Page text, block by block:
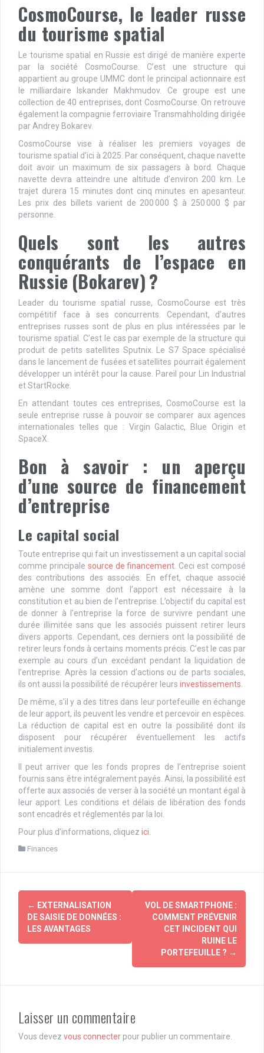
CosmoCourse, le leader russe
du tourisme spatial
Le tourisme spatial en Russie est dirigé de manière experte
par la société CosmoCourse. C’est une structure qui
appartient au groupe UMMC dont le principal actionnaire est
le milliardaire Iskander Makhmudov. Ce groupe est une
collection de 40 entreprises, dont CosmoCourse. On retrouve
également la compagnie ferroviaire Transmahholding dirigée
par Andrey Bokarev.
CosmoCourse vise à réaliser les premiers voyages de
tourisme spatial d’ici à 2025. Par conséquent, chaque navette
doit avoir un maximum de six passagers à bord. Chaque
navette devra atteindre une altitude d’environ 200 km. Le
trajet durera 15 minutes dont cinq minutes en apesanteur.
Les prix des billets varient de 200 000 $ à 250 000 $ par
personne.
Quels sont les autres
conquérants de l’espace en
Russie (Bokarev) ?
Leader du tourisme spatial russe, CosmoCourse est très
compétitif face à ses concurrents. Cependant, d’autres
entreprises russes sont de plus en plus intéressées par le
tourisme spatial. C’est le cas par exemple de la structure qui
produit de petits satellites Sputnix. Le S7 Space spécialisé
dans le lancement de fusées et satellites pourrait également
développer un intérêt pour la cause. Pareil pour Lin Industrial
et StartRocke.
En attendant toutes ces entreprises, CosmoCourse est la
seule entreprise russe à pouvoir se comparer aux agences
internationales telles que : Virgin Galactic, Blue Origin et
SpaceX.
Bon à savoir : un aperçu
d’une source de financement
d’entreprise
Le capital social
Toute entreprise qui fait un investissement a un capital social
comme principale source de financement. Ceci est composé
des contributions des associés. En effet, chaque associé
amène une somme dont l’apport est nécessaire à la
constitution et au bien de l’entreprise. L’objectif du capital est
de donner à l’entreprise la force de survivre pendant une
durée illimitée sans que les associés puissent retirer leurs
divers apports. Cependant, ces derniers ont la possibilité de
retirer leurs fonds à certains moments précis. C’est le cas par
exemple au cours d’un excédant pendant la liquidation de
l’entreprise. Après la cession d’actions ou de parts sociales,
ils ont aussi la possibilité de récupérer leurs investissements.
De même, s’il y a des titres dans leur portefeuille en échange
de leur apport, ils peuvent les vendre et percevoir en espèces.
La réduction de capital est en outre la possibilité dont ils
disposent pour récupérer éventuellement les actifs
initialement investis.
Il peut arriver que les fonds propres de l’entreprise soient
fournis sans être intégralement payés. Ainsi, la possibilité est
offerte aux associés de verser à la société un montant égal à
leur apport. Les conditions et délais de libération des fonds
sont encadrés et réglementés par la loi.
Pour plus d’informations, cliquez ici.
Finances
Navigation
d'article
← EXTERNALISATION
DE SAISIE DE DONNÉES :
LES AVANTAGES
VOL DE SMARTPHONE :
COMMENT PRÉVENIR
CET INCIDENT QUI
RUINE LE
PORTEFEUILLE ? →
Laisser un commentaire
Vous devez vous connecter pour publier un commentaire.